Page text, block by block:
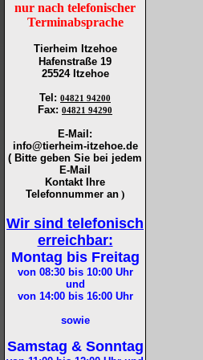
nur nach telefonischer
Terminabsprache
Tierheim Itzehoe
Hafenstraße 19
25524 Itzehoe
Tel : 04821 94200
Fax: 04821 94290
E-Mail:
info@tierheim-itzehoe.de
( Bitte geben Sie bei jedem
E-Mail
Kontakt Ihre
Telefonnummer an )
Wir sind telefonisch
erreichbar:
Montag bis Freitag
von 08:30 bis 10:00Uhr
und
von 14:00 bis 16:00Uhr
sowie
Samstag & Sonntag